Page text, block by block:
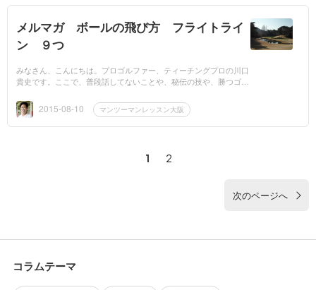
メルマガ ボールの飛び方 フライトライ
ン ９つ
みなさん、こんにちは。プロゴルファー、ティーチングプロの川口
貴史です。ここで、普段話してないことや、秘伝の技や、勝つゴル
い致します ...
2015-08-10 マンツーマンレッスン大阪
1 2
次のページへ
コラムテーマ